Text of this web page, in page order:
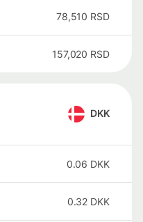
78,510 RSD
157,020 RSD
DKK
0.06 DKK
0.32 DKK